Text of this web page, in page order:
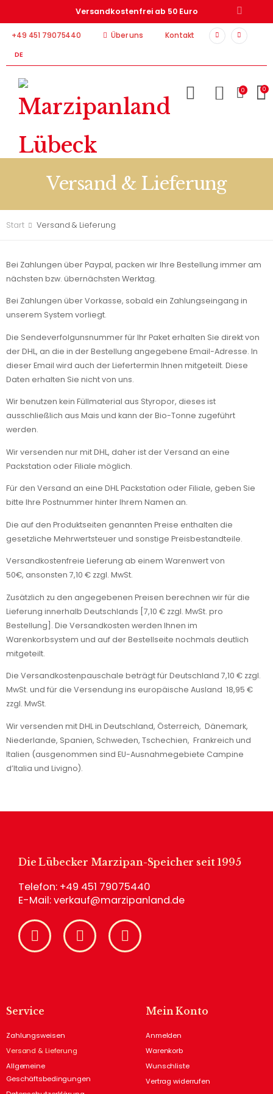
Versandkostenfrei ab 50 Euro
+49 451 79075440 Über uns
Kontakt
DE
0 0
Versand & Lieferung
Start Versand & Lieferung
Bei Zahlungen über Paypal, packen wir Ihre Bestellung immer am
nächsten bzw. übernächsten Werktag.
Bei Zahlungen über Vorkasse, sobald ein Zahlungseingang in
unserem System vorliegt.
Die Sendeverfolgunsnummer für Ihr Paket erhalten Sie direkt von
der DHL, an die in der Bestellung angegebene Email-Adresse. In
dieser Email wird auch der Liefertermin Ihnen mitgeteilt. Diese
Daten erhalten Sie nicht von uns.
Wir benutzen kein Füllmaterial aus Styropor, dieses ist
ausschließlich aus Mais und kann der Bio-Tonne zugeführt
werden.
Wir versenden nur mit DHL, daher ist der Versand an eine
Packstation oder Filiale möglich.
Für den Versand an eine DHL Packstation oder Filiale, geben Sie
bitte Ihre Postnummer hinter Ihrem Namen an.
Die auf den Produktseiten genannten Preise enthalten die
gesetzliche Mehrwertsteuer und sonstige Preisbestandteile.
Versandkostenfreie Lieferung ab einem Warenwert von
50€, ansonsten 7,10 € zzgl. MwSt.
Zusätzlich zu den angegebenen Preisen berechnen wir für die
Lieferung innerhalb Deutschlands [7,10 € zzgl. MwSt. pro
Bestellung]. Die Versandkosten werden Ihnen im
Warenkorbsystem und auf der Bestellseite nochmals deutlich
mitgeteilt.
Die Versandkostenpauschale beträgt für Deutschland 7,10 € zzgl.
MwSt. und für die Versendung ins europäische Ausland 18,95 €
zzgl. MwSt.
Wir versenden mit DHL in Deutschland, Österreich, Dänemark,
Niederlande, Spanien, Schweden, Tschechien, Frankreich und
Italien (ausgenommen sind EU-Ausnahmegebiete Campine
d’Italia und Livigno).
Die Lübecker Marzipan-Speicher seit 1995
Telefon: +49 451 79075440
E-Mail:verkauf@marzipanland.de
Service
Zahlungsweisen
Versand & Lieferung
Allgemeine
Geschäftsbedingungen
Mein Konto
Anmelden
Warenkorb
Wunschliste
Vertrag widerrufen